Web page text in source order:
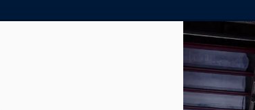
PORTH ASIANTAETH